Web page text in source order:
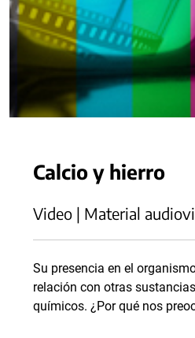
Calcio y hierro
Video | Material
Su presencia en el
relación con otras
químicos. ¿Por qué nos